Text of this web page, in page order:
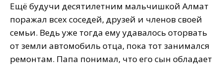
Ещё будучи десятилетним мальчишкой Алмат
поражал всех соседей, друзей и членов своей
семьи. Ведь уже тогда ему удавалось оторвать
от земли автомобиль отца, пока тот занимался
ремонтам. Папа понимал, что его сын обладает